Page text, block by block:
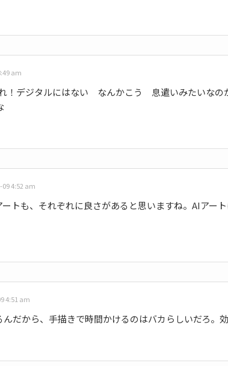
am
！デジタルにはない なんかこう 息遣いみたいな
09 4:52 am
トも、それぞれに良さがあると思いますね。AIアー
4:51 am
だから、手描きで時間かけるのはバカらしいだろ。